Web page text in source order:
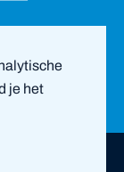
je het